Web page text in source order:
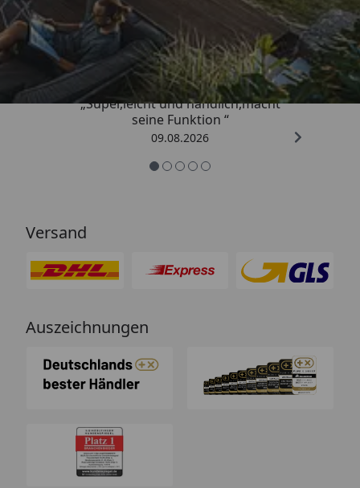
Trusted Shops
4,81/ 5
„Super,leicht und handlich,macht
seine Funktion “
09.08.2026
Versand
Auszeichnungen